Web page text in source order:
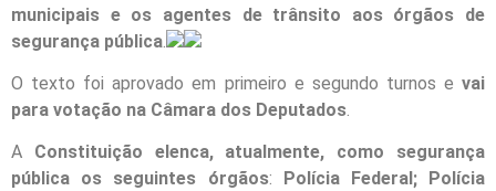
municipais e os agentes de trânsito aos órgãos de
segurança pública
O texto foi aprovado em primeiro e segundo turnos e vai
para votação na Câmara dos Deputados.
A Constituição elenca, atualmente, como segurança
pública os seguintes órgãos:
Polícia Federal; Polícia